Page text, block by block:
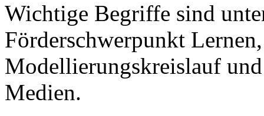
Wichtige Begriffe sind
Förderschwerpunkt
Modellierungskreislauf
Medien.